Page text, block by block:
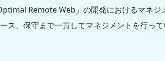
Remote Web」の開発におけるマネジ
、保守まで一貫してマネジメントを行って